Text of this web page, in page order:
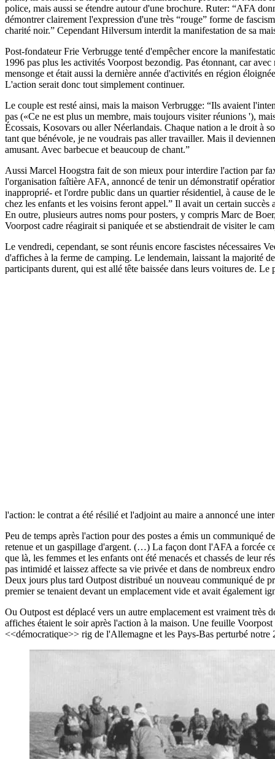
police, mais aussi se étendre autour d'une brochure. Ruter: “AFA
démontrer clairement l'expression d'une très “rouge” forme de
charité noir.” Cependant Hilversum interdit la manifestation de sa
Post-fondateur Frie Verbrugge tenté d'empêcher encore la
1996 pas plus les activités Voorpost bezondig. Pas étonnant, car
mensonge et était aussi la dernière année d'activités en région
L'action serait donc tout simplement continuer.
Le couple est resté ainsi, mais la maison Verbrugge: “Ils avaient
pas («Ce ne est plus un membre, mais toujours visiter réunions '),
Écossais, Kosovars ou aller Néerlandais. Chaque nation a le droit à
tant que bénévole, je ne voudrais pas aller travailler. Mais il
amusant. Avec barbecue et beaucoup de chant.”
Aussi Marcel Hoogstra fait de son mieux pour interdire l'action par
l'organisation faîtière AFA, annoncé de tenir un démonstratif
inapproprié- et l'ordre public dans un quartier résidentiel, à cause de
chez les enfants et les voisins feront appel.” Il avait un certain
En outre, plusieurs autres noms pour posters, y compris Marc de
Voorpost cadre réagirait si paniquée et se abstiendrait de visiter le
Le vendredi, cependant, se sont réunis encore fascistes nécessaires
d'affiches à la ferme de camping. Le lendemain, laissant la majorité
participants durent, qui est allé tête baissée dans leurs voitures de.
l'action: le contrat a été résilié et l'adjoint au maire a annoncé une
Peu de temps après l'action pour des postes a émis un communiqué
retenue et un gaspillage d'argent. (…) La façon dont l'AFA a forcée
que là, les femmes et les enfants ont été menacés et chassés de
pas intimidé et laissez affecte sa vie privée et dans de nombreux
Deux jours plus tard Outpost distribué un nouveau communiqué de
premier se tenaient devant un emplacement vide et avait également
Ou Outpost est déplacé vers un autre emplacement est vraiment
affiches étaient le soir après l'action à la maison. Une feuille
<<démocratique>> rig de l'Allemagne et les Pays-Bas perturbé notre